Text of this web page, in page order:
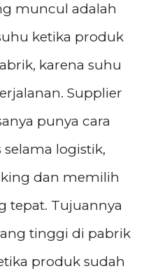
muncul adalah
ketika produk
karena suhu
Supplier
punya cara
logistik,
dan memilih
tepat. Tujuannya
tinggi di pabrik
produk sudah